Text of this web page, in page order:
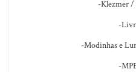
-Klezmer /
-
-Modinhas e
-